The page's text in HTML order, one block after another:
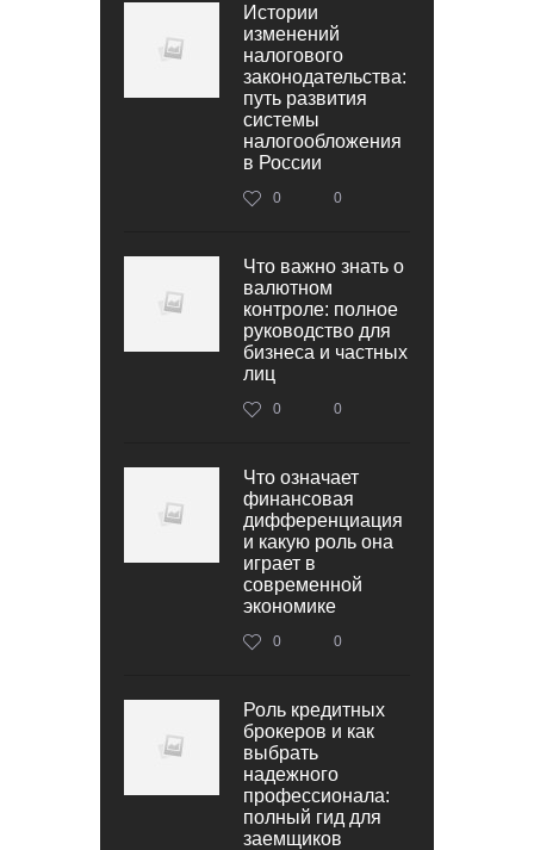
Истории
изменений
налогового
законодательства:
путь развития
системы
налогообложения
в России
0 0
Что важно знать о
валютном
контроле: полное
руководство для
бизнеса и частных
лиц
0 0
Что означает
финансовая
дифференциация
и какую роль она
играет в
современной
экономике
0 0
Роль кредитных
брокеров и как
выбрать
надежного
профессионала:
полный гид для
заемщиков